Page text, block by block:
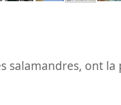
salamandres, ont